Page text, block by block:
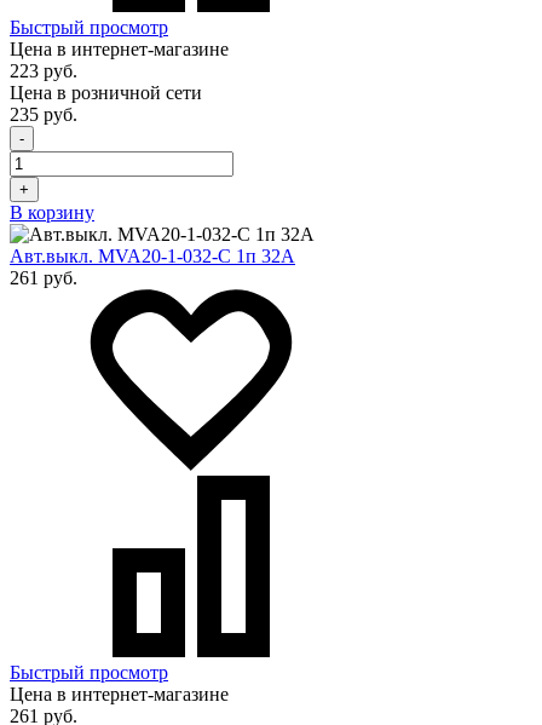
Быстрый просмотр
Цена в интернет-магазине
223 руб.
Цена в розничной сети
235 руб.
-
+
В корзину
Авт.выкл. MVA20-1-032-С 1п 32А
261 руб.
Быстрый просмотр
Цена в интернет-магазине
261 руб.